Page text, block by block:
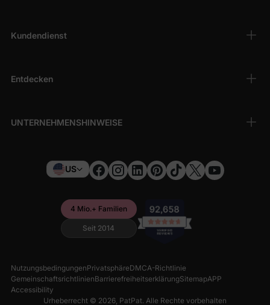
Kundendienst
Entdecken
UNTERNEHMENSHINWEISE
US
4 Mio.+ Familien
Seit 2014
NutzungsbedingungenPrivatsphäreDMCA-Richtlinie
GemeinschaftsrichtlinienBarrierefreiheitserklärungSitemapAPP
Accessibility
Urheberrecht © 2026, PatPat. Alle Rechte vorbehalten